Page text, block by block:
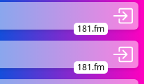
181.fm
181.fm